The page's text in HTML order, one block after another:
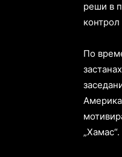
реши в
По
„Хамас“.